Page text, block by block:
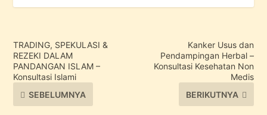
TRADING, SPEKULASI &
REZEKI DALAM
PANDANGAN ISLAM –
Konsultasi Islami
SEBELUMNYA
Kanker Usus dan
Pendampingan Herbal –
Konsultasi Kesehatan Non
Medis
BERIKUTNYA